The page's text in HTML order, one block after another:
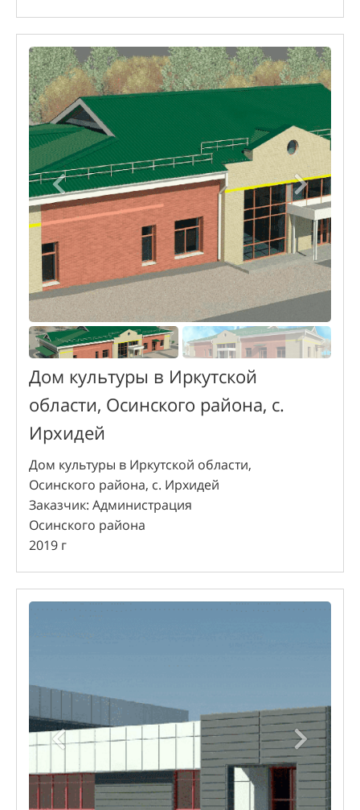
Дом культуры в Иркутской
области, Осинского района, с.
Ирхидей
Дом культуры в Иркутской области,
Осинского района, с. Ирхидей
Заказчик: Администрация
Осинского района
2019 г